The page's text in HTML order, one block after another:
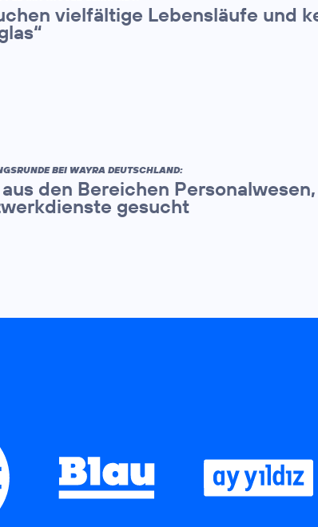
vielfältige Lebensläufe und
BEI WAYRA DEUTSCHLAND:
den Bereichen
gesucht